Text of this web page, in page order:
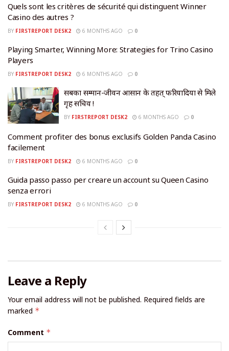
Quels sont les critères de sécurité qui distinguent Winner
Casino des autres ?
BY FIRSTREPORT DESK2 6 MONTHS AGO 0
Playing Smarter, Winning More: Strategies for Trino Casino
Players
BY FIRSTREPORT DESK2 6 MONTHS AGO 0
सबका सम्मान-जीवन आसान के तहत् फरियादियों से मिले
गृह सचिव !
BY FIRSTREPORT DESK2 6 MONTHS AGO 0
Comment profiter des bonus exclusifs Golden Panda Casino
facilement
BY FIRSTREPORT DESK2 6 MONTHS AGO 0
Guida passo passo per creare un account su Queen Casino
senza errori
BY FIRSTREPORT DESK2 6 MONTHS AGO 0
Leave a Reply
Your email address will not be published. Required fields are
marked *
Comment *